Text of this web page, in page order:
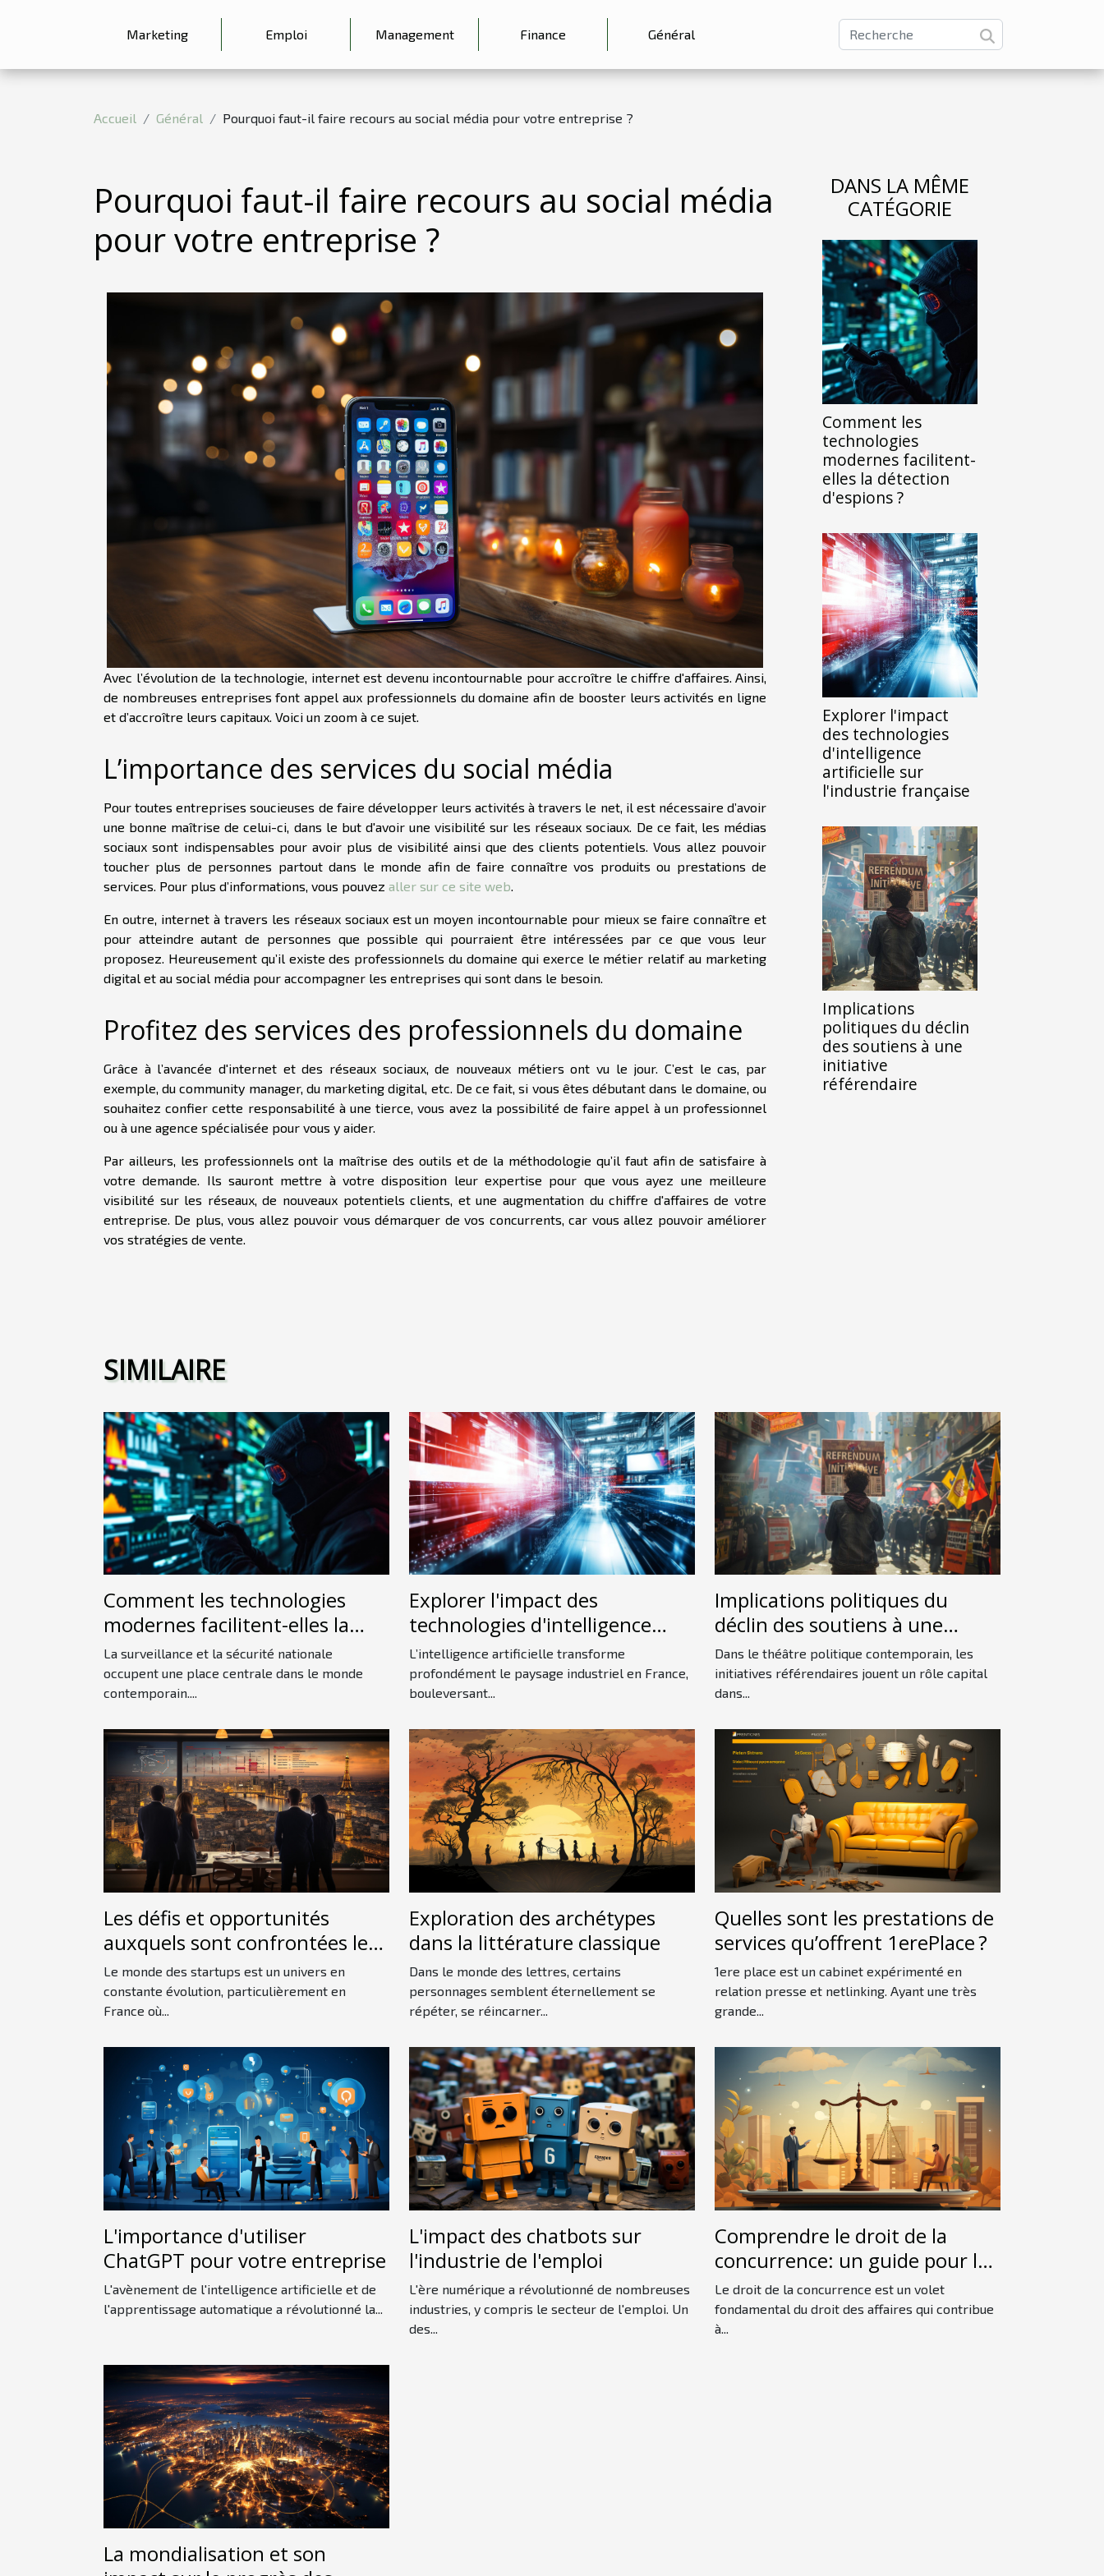
Marketing Emploi Management Finance Général
Accueil Général Pourquoi faut-il faire recours au social média pour votre entreprise ?
Pourquoi faut-il faire recours au social média
pour votre entreprise ?
Avec l’évolution de la technologie, internet est devenu incontournable pour accroître le chiffre d'affaires. Ainsi,
de nombreuses entreprises font appel aux professionnels du domaine afin de booster leurs activités en ligne
et d’accroître leurs capitaux. Voici un zoom à ce sujet.
L’importance des services du social média
Pour toutes entreprises soucieuses de faire développer leurs activités à travers le net, il est nécessaire d’avoir
une bonne maîtrise de celui-ci, dans le but d'avoir une visibilité sur les réseaux sociaux. De ce fait, les médias
sociaux sont indispensables pour avoir plus de visibilité ainsi que des clients potentiels. Vous allez pouvoir
toucher plus de personnes partout dans le monde afin de faire connaître vos produits ou prestations de
services. Pour plus d’informations, vous pouvez aller sur ce site web
En outre, internet à travers les réseaux sociaux est un moyen incontournable pour mieux se faire connaître et
pour atteindre autant de personnes que possible qui pourraient être intéressées par ce que vous leur
proposez. Heureusement qu’il existe des professionnels du domaine qui exerce le métier relatif au marketing
digital et au social média pour accompagner les entreprises qui sont dans le besoin.
Profitez des services des professionnels du domaine
Grâce à l’avancée d'internet et des réseaux sociaux, de nouveaux métiers ont vu le jour. C’est le cas, par
exemple, du community manager, du marketing digital, etc. De ce fait, si vous êtes débutant dans le domaine, ou
souhaitez confier cette responsabilité à une tierce, vous avez la possibilité de faire appel à un professionnel
ou à une agence spécialisée pour vous y aider.
Par ailleurs, les professionnels ont la maîtrise des outils et de la méthodologie qu’il faut afin de satisfaire à
votre demande. Ils sauront mettre à votre disposition leur expertise pour que vous ayez une meilleure
visibilité sur les réseaux, de nouveaux potentiels clients, et une augmentation du chiffre d'affaires de votre
entreprise. De plus, vous allez pouvoir vous démarquer de vos concurrents, car vous allez pouvoir améliorer
vos stratégies de vente.
DANS LA MÊME
CATÉGORIE
Comment les
technologies
modernes facilitent-
elles la détection
d'espions ?
Explorer l'impact
des technologies
d'intelligence
artificielle sur
l'industrie française
Implications
politiques du déclin
des soutiens à une
initiative
référendaire
SIMILAIRE
Comment les technologies
modernes facilitent-elles la
détection d'espions ?
La surveillance et la sécurité nationale
occupent une place centrale dans le monde
contemporain....
Explorer l'impact des
technologies d'intelligence
artificielle sur l'industrie
française
L’intelligence artificielle transforme
profondément le paysage industriel en France,
bouleversant...
Implications politiques du
déclin des soutiens à une
initiative référendaire
Dans le théâtre politique contemporain, les
initiatives référendaires jouent un rôle capital
dans...
Les défis et opportunités
auxquels sont confrontées les
startups françaises sur le
marché international
Le monde des startups est un univers en
constante évolution, particulièrement en
France où...
Exploration des archétypes
dans la littérature classique
Dans le monde des lettres, certains
personnages semblent éternellement se
répéter, se réincarner...
Quelles sont les prestations de
services qu’offrent 1erePlace ?
1ere place est un cabinet expérimenté en
relation presse et netlinking. Ayant une très
grande...
L'importance d'utiliser
ChatGPT pour votre entreprise
L'avènement de l'intelligence artificielle et de
l'apprentissage automatique a révolutionné la...
L'impact des chatbots sur
l'industrie de l'emploi
L'ère numérique a révolutionné de nombreuses
industries, y compris le secteur de l'emploi. Un
des...
Comprendre le droit de la
concurrence: un guide pour les
débutants
Le droit de la concurrence est un volet
fondamental du droit des affaires qui contribue
à...
La mondialisation et son